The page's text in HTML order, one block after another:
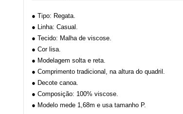
● Tipo: Regata.
● Linha: Casual.
● Tecido: Malha de viscose.
● Cor lisa.
● Modelagem solta e reta.
● Comprimento tradicional, na altura do quadril.
● Decote canoa.
● Composição: 100% viscose.
● Modelo mede 1,68m e usa tamanho P.